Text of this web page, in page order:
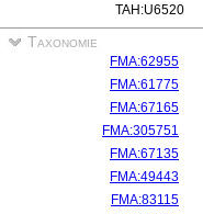
TAH:U6520
Taxonomie
FMA:62955
FMA:61775
FMA:67165
FMA:305751
FMA:67135
FMA:49443
FMA:83115